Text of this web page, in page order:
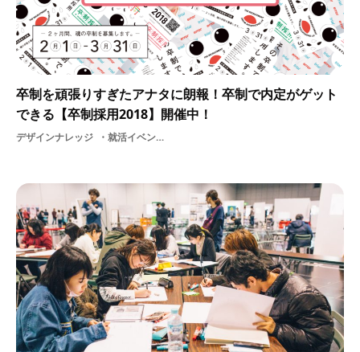
卒制を頑張りすぎたアナタに朗報！卒制で内定がゲット
できる【卒制採用2018】開催中！
デザインナレッジ 就活イベント作品就活内定卒展大学卒制採用大学生WEB学生広告業界専門学校制作採用クリエイター支援仕事企業